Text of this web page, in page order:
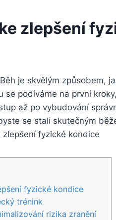
zlepšení
je skvělým způsobem,
podíváme na první
až po vybudování
se stali skutečným
fyzické kondice
trénink
rizika zranění